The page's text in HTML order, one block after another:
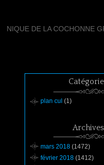
NIQUE DE LA COCHONNE
plan cul (1)
Archives
mars 2018 (1472)
février 2018 (1412)